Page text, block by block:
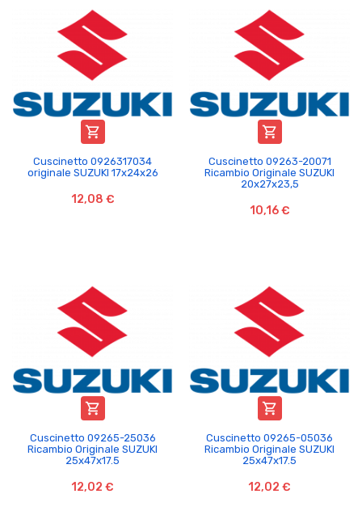

Cuscinetto 0926317034
originale SUZUKI 17x24x26
12,08 €

Cuscinetto 09263-20071
Ricambio Originale SUZUKI
20x27x23,5
10,16 €

Cuscinetto 09265-25036
Ricambio Originale SUZUKI
25x47x17.5
12,02 €

Cuscinetto 09265-05036
Ricambio Originale SUZUKI
25x47x17.5
12,02 €